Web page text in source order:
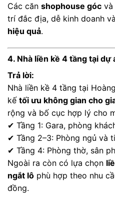
Các căn shophouse góc và
trí đắc địa, dễ kinh doanh và
hiệu quả.
4. Nhà liền kề 4 tầng tại dự
Trả lời:
Nhà liền kề 4 tầng tại
kế tối ưu không gian cho
rộng và bố cục hợp lý cho
✔ Tầng 1: Gara, phòng
✔ Tầng 2–3: Phòng ngủ và
✔ Tầng 4: Phòng thờ, sân
Ngoài ra còn có lựa chọn
ngắt lô phù hợp theo nhu
đồng.